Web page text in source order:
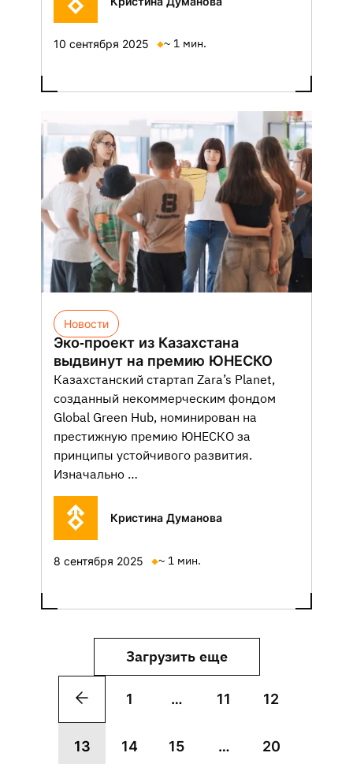
10 сентября 2025 ~ 1 мин.
Новости
Эко-проект из Казахстана
выдвинут на премию ЮНЕСКО
Казахстанский стартап Zara’s Planet,
созданный некоммерческим фондом
Global Green Hub, номинирован на
престижную премию ЮНЕСКО за
принципы устойчивого развития.
Изначально …
Кристина Думанова
8 сентября 2025 ~ 1 мин.
Загрузить еще
1 … 11 12
13 14 15 … 20